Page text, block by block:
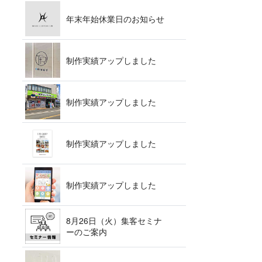
年末年始休業日の お 知 ら せ
制作実績アップ し ま し た
制作実績アップ し ま し た
制作実績アップ し ま し た
制作実績アップ し ま し た
8月26日（火）集客セミナ
ー の ご 案 内